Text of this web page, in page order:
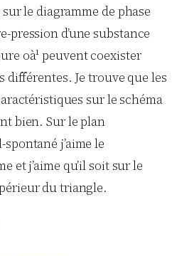
le diagramme de phase
pression d’une substance
oà¹ peuvent coexister
différentes. Je trouve que les
sur le schéma
bien. Sur le plan
j’aime le
et j’aime qu’il soit sur le
du triangle.